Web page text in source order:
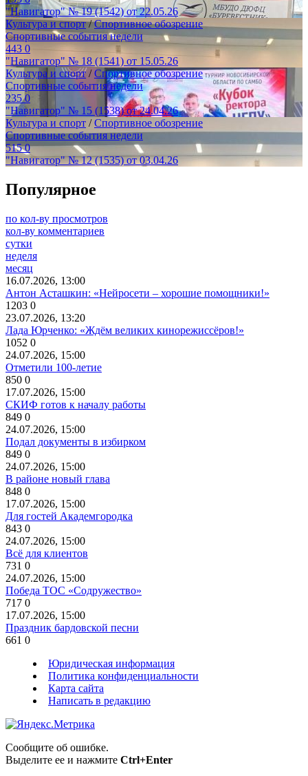
"Навигатор" № 19 (1542) от 22.05.26
Культура и спорт/Спортивное обозрение
Спортивные события недели
443 0
"Навигатор" № 18 (1541) от 15.05.26
Культура и спорт/Спортивное обозрение
Спортивные события недели
2350
"Навигатор" № 15 (1538) от 24.04.26
Культура и спорт /Спортивное обозрение
Спортивные события недели
5150
"Навигатор" № 12 (1535) от 03.04.26
Популярное
по кол-ву просмотров
кол-ву комментариев
сутки
неделя
месяц
16.07.2026, 13:00
Антон Асташкин: «Нейросети – хорошие помощники!»
1203 0
23.07.2026, 13:20
Лада Юрченко: «Ждём великих кинорежиссёров!»
1052 0
24.07.2026, 15:00
Отметили 100-летие
850 0
17.07.2026, 15:00
СКИФ готов к началу работы
849 0
24.07.2026, 15:00
Подал документы в избирком
849 0
24.07.2026, 15:00
В районе новый глава
848 0
17.07.2026, 15:00
Для гостей Академгородка
843 0
24.07.2026, 15:00
Всё для клиентов
731 0
24.07.2026, 15:00
Победа ТОС «Содружество»
717 0
17.07.2026, 15:00
Праздник бардовской песни
661 0
Юридическая информация
Политика конфиденциальности
Карта сайта
Написать в редакцию
Сообщите об ошибке.
Выделите ее и нажмите Ctrl+Enter